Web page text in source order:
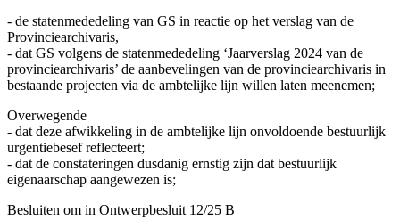
- de statenmededeling van GS in reactie op het verslag van de
Provinciearchivaris,
- dat GS volgens de statenmededeling ‘Jaarverslag 2024 van de
provinciearchivaris’ de aanbevelingen van de provinciearchivaris in
bestaande projecten via de ambtelijke lijn willen laten meenemen;
Overwegende
- dat deze afwikkeling in de ambtelijke lijn onvoldoende bestuurlijk
urgentiebesef reflecteert;
- dat de constateringen dusdanig ernstig zijn dat bestuurlijk
eigenaarschap aangewezen is;
Besluiten om in Ontwerpbesluit 12/25 B